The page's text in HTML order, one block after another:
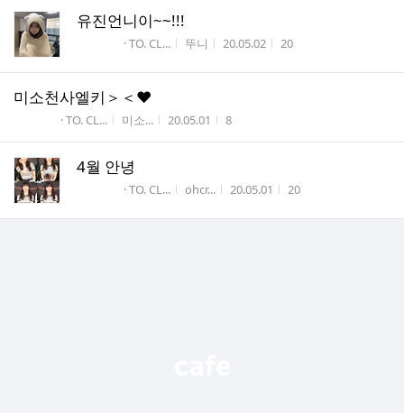
유진언니이~~!!!
· TO. CL... 작성자
뚜니 작성시간
20.05.02 조회수
20
미소천사엘키＞＜♥
· TO. CL... 작성자
미소... 작성시간
20.05.01 조회수
8
4월 안녕
· TO. CL... 작성자
ohcr... 작성시간
20.05.01 조회수
20